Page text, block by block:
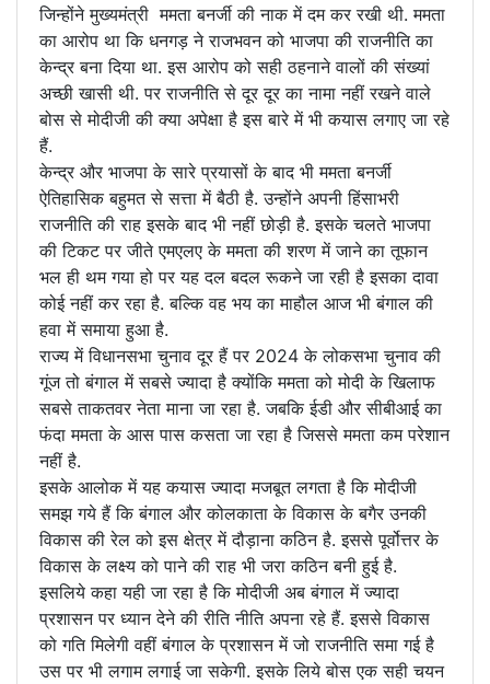
जिन्होंने मुख्यमंत्री ममता बनर्जी की नाक में दम कर रखी थी. ममता
का आरोप था कि धनगड़ ने राजभवन को भाजपा की राजनीति का
केन्द्र बना दिया था. इस आरोप को सही ठहनाने वालों की संख्यां
अच्छी खासी थी. पर राजनीति से दूर दूर का नामा नहीं रखने वाले
बोस से मोदीजी की क्या अपेक्षा है इस बारे में भी कयास लगाए जा रहे
हैं.
केन्द्र और भाजपा के सारे प्रयासों के बाद भी ममता बनर्जी
ऐतिहासिक बहुमत से सत्ता में बैठी है. उन्होंने अपनी हिंसाभरी
राजनीति की राह इसके बाद भी नहीं छोड़ी है. इसके चलते भाजपा
की टिकट पर जीते एमएलए के ममता की शरण में जाने का तूफान
भल ही थम गया हो पर यह दल बदल रूकने जा रही है इसका दावा
कोई नहीं कर रहा है. बल्कि वह भय का माहौल आज भी बंगाल की
हवा में समाया हुआ है.
राज्य में विधानसभा चुनाव दूर हैं पर 2024 के लोकसभा चुनाव की
गूंज तो बंगाल में सबसे ज्यादा है क्योंकि ममता को मोदी के खिलाफ
सबसे ताकतवर नेता माना जा रहा है. जबकि ईडी और सीबीआई का
फंदा ममता के आस पास कसता जा रहा है जिससे ममता कम परेशान
नहीं है.
इसके आलोक में यह कयास ज्यादा मजबूत लगता है कि मोदीजी
समझ गये हैं कि बंगाल और कोलकाता के विकास के बगैर उनकी
विकास की रेल को इस क्षेत्र में दौड़ाना कठिन है. इससे पूर्वोत्तर के
विकास के लक्ष्य को पाने की राह भी जरा कठिन बनी हुई है.
इसलिये कहा यही जा रहा है कि मोदीजी अब बंगाल में ज्यादा
प्रशासन पर ध्यान देने की रीति नीति अपना रहे हैं. इससे विकास
को गति मिलेगी वहीं बंगाल के प्रशासन में जो राजनीति समा गई है
उस पर भी लगाम लगाई जा सकेगी. इसके लिये बोस एक सही चयन